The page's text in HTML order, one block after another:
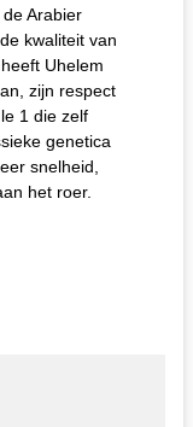
Arabier
kwaliteit van
Uhelem
zijn respect
1 die zelf
genetica
snelheid,
het roer.